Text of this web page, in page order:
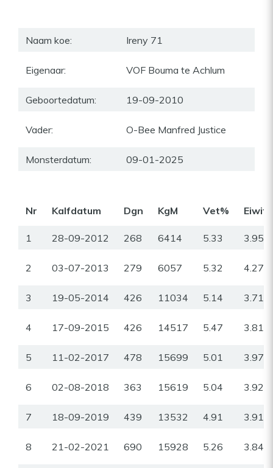
Naam koe: Ireny 71
Eigenaar: VOF Bouma te Achlum
Geboortedatum: 19-09-2010
Vader: O-Bee Manfred Justice
Monsterdatum: 09-01-2025
Nr Kalfdatum Dgn KgM Vet%
1 28-09-2012 268 6414 5.33 3.95
2 03-07-2013 279 6057 5.32 4.27
3 19-05-2014 426 11034 5.14 3.71
4 17-09-2015 426 14517 5.47 3.81
5 11-02-2017 478 15699 5.01 3.97
6 02-08-2018 363 15619 5.04 3.92
7 18-09-2019 439 13532 4.91 3.91
8 21-02-2021 690 15928 5.26 3.84